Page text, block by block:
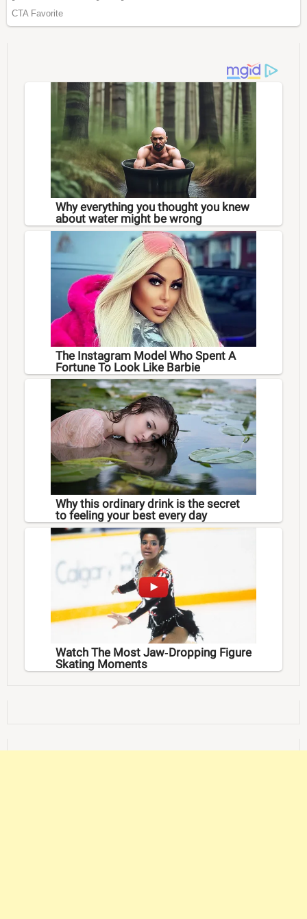
Why everything you thought you knew
about water might be wrong
The Instagram Model Who Spent A
Fortune To Look Like Barbie
Why this ordinary drink is the secret
to feeling your best every day
Watch The Most Jaw‑Dropping Figure
Skating Moments